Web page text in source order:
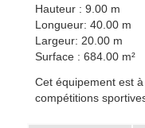
Hauteur : 9.00 m
Longueur: 40.00 m
Largeur: 20.00 m
Surface : 684.00 m²
Cet équipement est
compétitions